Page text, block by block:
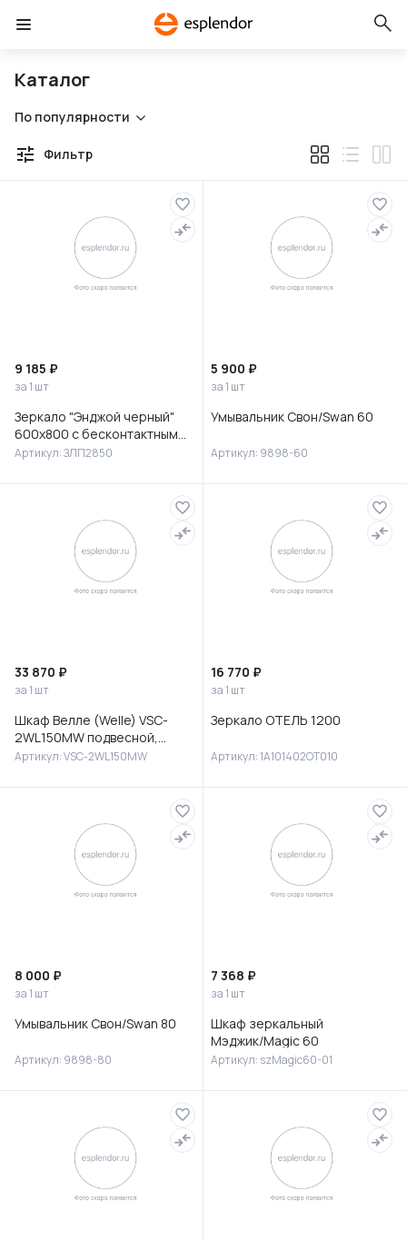
Каталог
По популярности
Фильтр
9 185 ₽
за 1 шт
Зеркало "Энджой черный"
600х800 с бесконтактным
сенсором и холодной
Артикул: ЗЛП2850
5 900 ₽
за 1 шт
Умывальник Свон/Swan 60
Артикул: 9898-60
33 870 ₽
за 1 шт
Шкаф Велле (Welle) VSC-
2WL150MW подвесной,
1500*350*300, Белый
Артикул: VSC-2WL150MW
16 770 ₽
за 1 шт
Зеркало ОТЕЛЬ 1200
Артикул: 1A101402OT010
8 000 ₽
за 1 шт
Умывальник Свон/Swan 80
Артикул: 9898-80
7 368 ₽
за 1 шт
Шкаф зеркальный
Мэджик/Magic 60
Артикул: szMagic60-01